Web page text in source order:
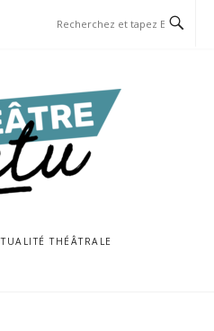
THÉÂTRALE